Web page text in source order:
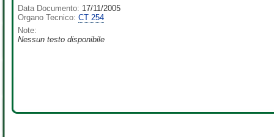
Data Documento: 17/11/2005
Organo Tecnico: CT 254
Note:
Nessun testo disponibile